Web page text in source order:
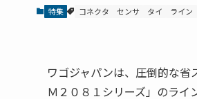
特集 コネクタ センサ タイ ライン
ワゴジャパンは、圧倒的な
Ｍ２０８１シリーズ」のラ